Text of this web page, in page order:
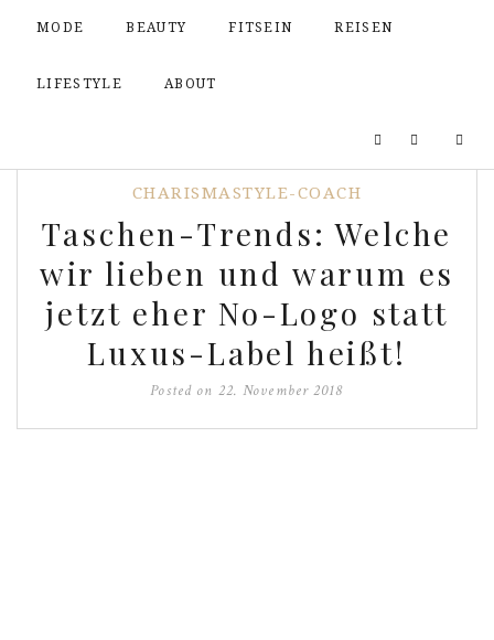
MODE BEAUTY FITSEIN REISEN
LIFESTYLE ABOUT
CHARISMASTYLE-COACH
Taschen-Trends: Welche
wir lieben und warum es
jetzt eher No-Logo statt
Luxus-Label heißt!
Posted on 22. November 2018